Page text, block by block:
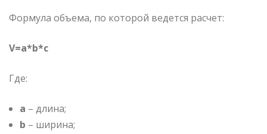
Формула объема, по которой ведется расчет:
V=a*b*c
Где:
а – длина;
b – ширина;